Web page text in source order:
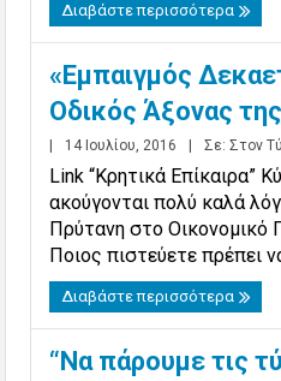
Διαβάστε περισσότερα
«Εμπαιγμός
Οδικός Άξονας
14 Ιουλίου, 2016 Σε:Στον
Link “Κρητικά Επίκαιρα”
ακούγονται πολύ καλά
Πρύτανη στο Οικονομικό
Ποιος πιστεύετε πρέπει
Διαβάστε περισσότερα
“Να πάρουμε τις